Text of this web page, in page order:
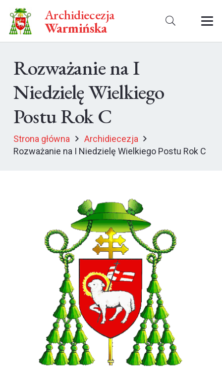
Archidiecezja
Warmińska
Rozważanie na I
Niedzielę Wielkiego
Postu Rok C
Strona główna
Archidiecezja
Rozważanie na I Niedzielę Wielkiego Postu Rok C